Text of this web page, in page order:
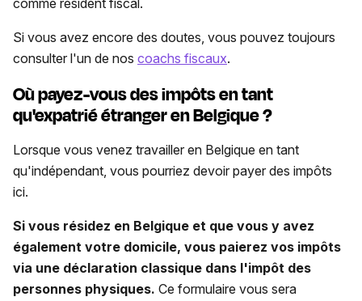
Si vous avez encore des doutes, vous pouvez toujours
consulter l'un de nos coachs fiscaux.
Où payez-vous des impôts en tant
qu'expatrié étranger en Belgique ?
Lorsque vous venez travailler en Belgique en tant
qu'indépendant, vous pourriez devoir payer des impôts
ici.
Si vous résidez en Belgique et que vous y avez
également votre domicile, vous paierez vos impôts
via une déclaration classique dans l'impôt des
personnes physiques. Ce formulaire vous sera